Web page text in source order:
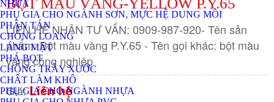
NHỰA
PHỤ GIA CHO NGÀNH SƠN, MỰC HỆ DUNG MÔI
PHÂN TÁN
CHỐNG LOANG
LÁNG MẶT
PHÁ BỌT
CHỐNG TRẦY XƯỚC
CHẤT LÀM KHÔ
PHỤ GIA CHO NGÀNH NHỰA
BỘT MÀU VÀNG-YELLOW P.Y.65
LIÊN HỆ NHẬN TƯ VẤN: 0909-987-920- Tên sản
phẩm: Bột màu vàng P.Y.65 - Tên gọi khác: bột màu
vàng công nghiệp
Giá:Liên hệ